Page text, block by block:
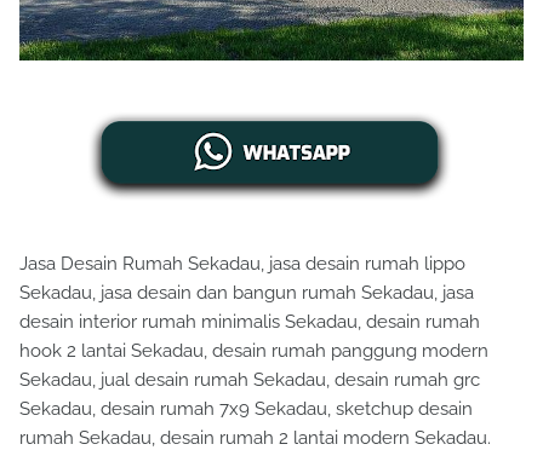
Jasa Desain Rumah Sekadau, jasa desain rumah lippo
Sekadau, jasa desain dan bangun rumah Sekadau, jasa
desain interior rumah minimalis Sekadau, desain rumah
hook 2 lantai Sekadau, desain rumah panggung modern
Sekadau, jual desain rumah Sekadau, desain rumah grc
Sekadau, desain rumah 7x9 Sekadau, sketchup desain
rumah Sekadau, desain rumah 2 lantai modern Sekadau.